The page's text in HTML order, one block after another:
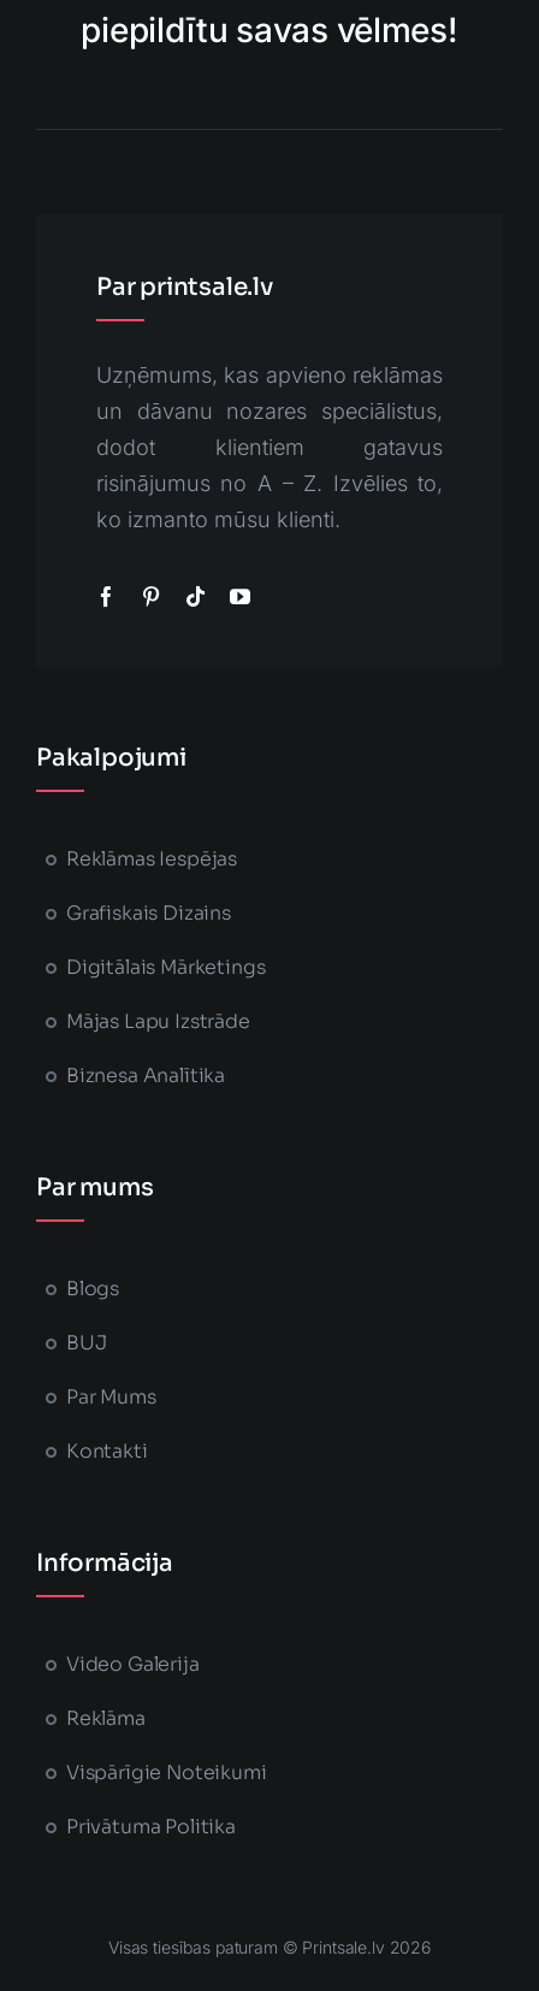
piepildītu savas vēlmes!
Par printsale.lv
Uzņēmums, kas apvieno reklāmas
un dāvanu nozares speciālistus,
dodot klientiem gatavus
risinājumus no A – Z. Izvēlies to,
ko izmanto mūsu klienti.
Pakalpojumi
Reklāmas Iespējas
Grafiskais Dizains
Digitālais Mārketings
Mājas Lapu Izstrāde
Biznesa Analītika
Par mums
Blogs
BUJ
Par Mums
Kontakti
Informācija
Video Galerija
Reklāma
Vispārīgie Noteikumi
Privātuma Politika
Visas tiesības paturam © Printsale.lv 2026